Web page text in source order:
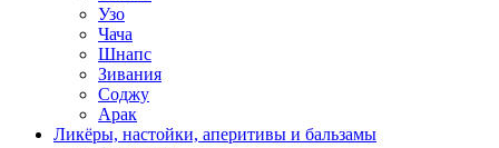
Узо
Чача
Шнапс
Зивания
Соджу
Арак
Ликёры, настойки, аперитивы и бальзамы